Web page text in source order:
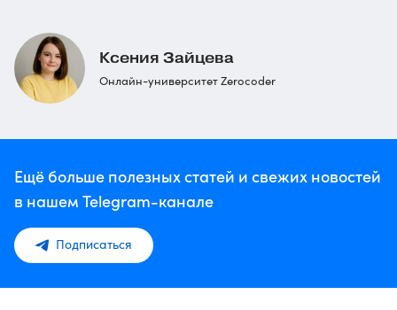
Ксения Зайцева
Онлайн-университет Zerocoder
Ещё больше полезных статей и свежих новостей
в нашем Telegram-канале
Подписаться